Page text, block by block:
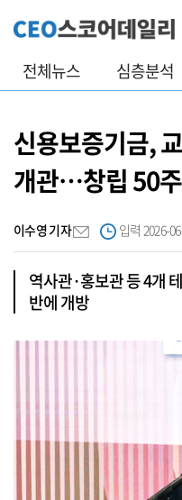
전체뉴스 심층분석
신용보증기금,
개관…창립 50
이수영 기자 입력 2026-
역사관·홍보관 등 4개
반에 개방